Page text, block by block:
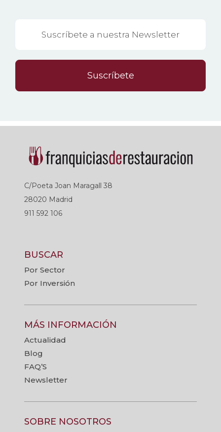
Suscríbete
C/Poeta Joan Maragall 38
28020 Madrid
911 592 106
BUSCAR
Por Sector
Por Inversión
MÁS INFORMACIÓN
Actualidad
Blog
FAQ’S
Newsletter
SOBRE NOSOTROS